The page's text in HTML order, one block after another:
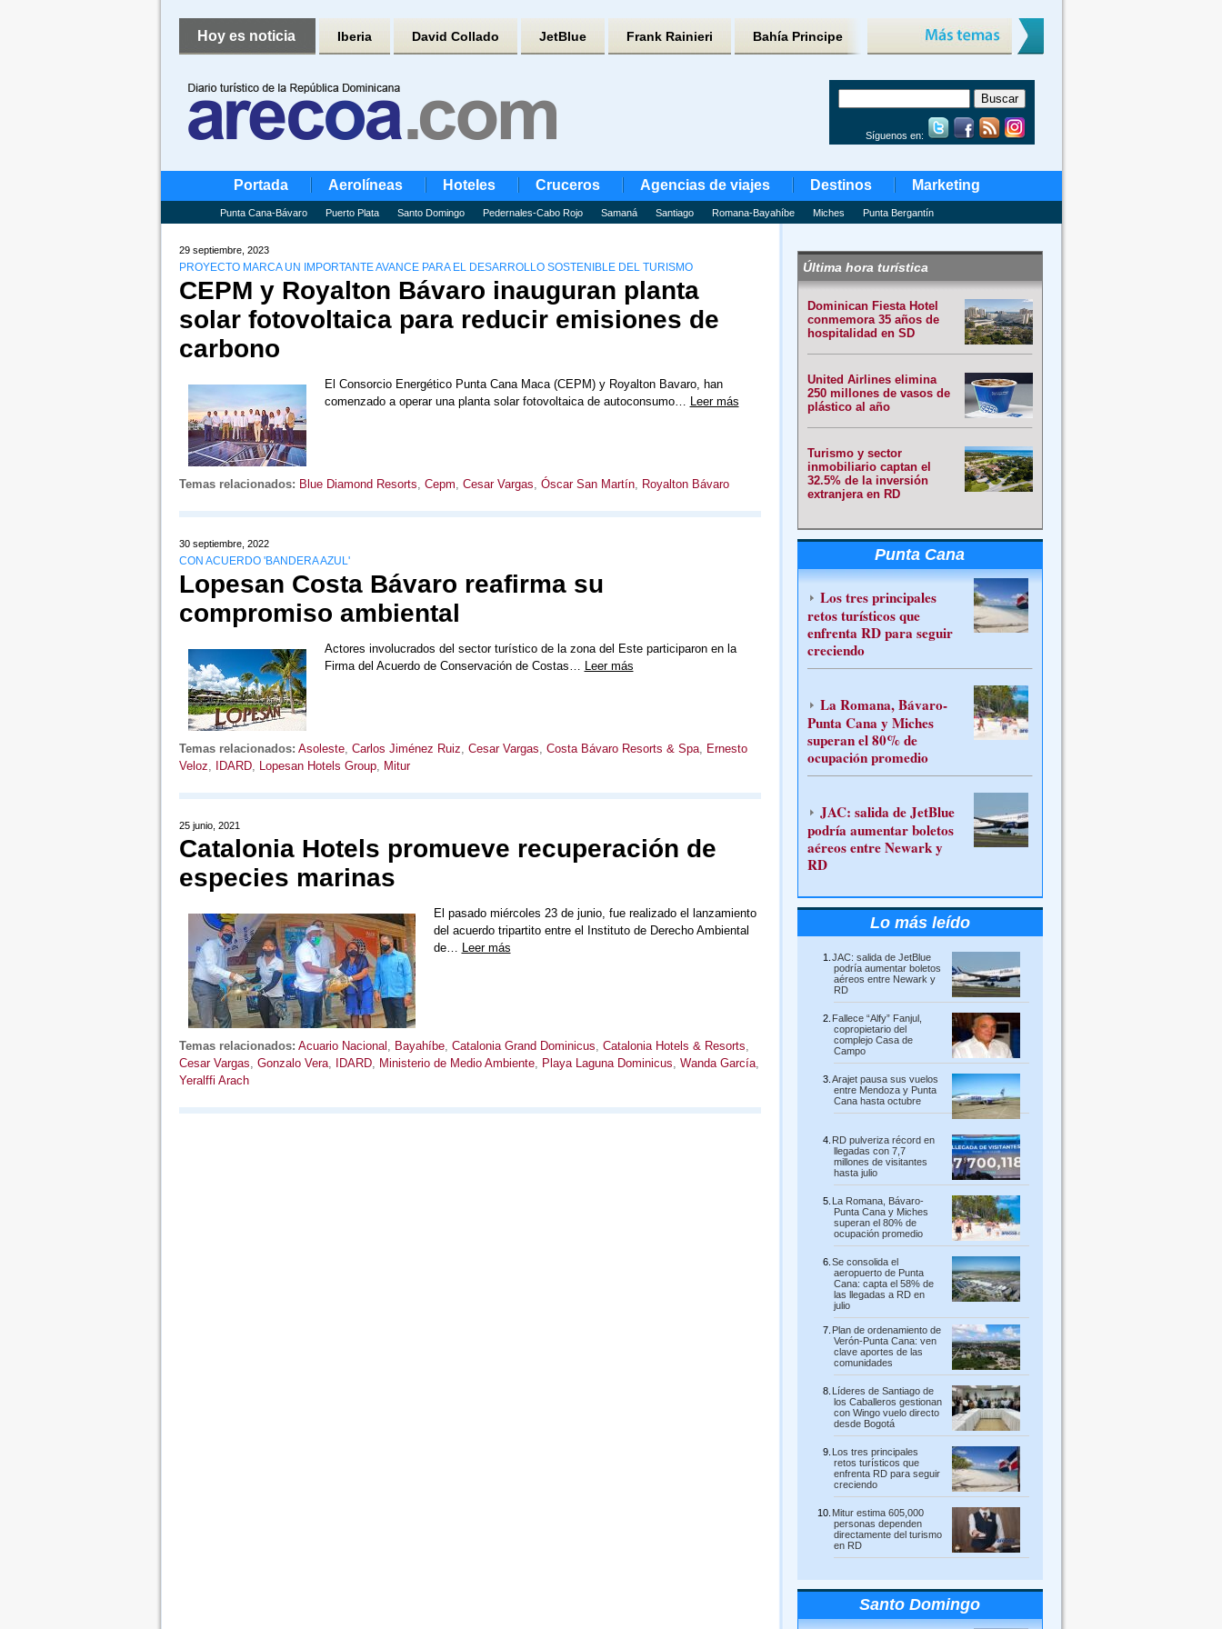
Hoy es noticia Iberia David Collado JetBlue Frank Rainieri Bahía Principe
Síguenos en:
Portada Aerolíneas Hoteles Cruceros Agencias de viajes Destinos Marketing
Punta Cana-Bávaro Puerto Plata Santo Domingo Pedernales-Cabo Rojo Samaná Santiago Romana-Bayahíbe Miches Punta Bergantín
29 septiembre, 2023
PROYECTO MARCA UN IMPORTANTE AVANCE PARA EL DESARROLLO SOSTENIBLE DEL TURISMO
CEPM y Royalton Bávaro inauguran planta
solar fotovoltaica para reducir emisiones de
carbono
El Consorcio Energético Punta Cana Maca (CEPM) y Royalton Bavaro, han
comenzado a operar una planta solar fotovoltaica de autoconsumo… Leer más
Temas relacionados: Blue Diamond Resorts, Cepm, Cesar Vargas, Óscar San Martín, Royalton Bávaro
30 septiembre, 2022
CON ACUERDO 'BANDERA AZUL'
Lopesan Costa Bávaro reafirma su
compromiso ambiental
Actores involucrados del sector turístico de la zona del Este participaron en la
Firma del Acuerdo de Conservación de Costas… Leer más
Temas relacionados: Asoleste, Carlos Jiménez Ruiz, Cesar Vargas, Costa Bávaro Resorts & Spa, Ernesto
Veloz, IDARD, Lopesan Hotels Group, Mitur
25 junio, 2021
Catalonia Hotels promueve recuperación de
especies marinas
El pasado miércoles 23 de junio, fue realizado el lanzamiento
del acuerdo tripartito entre el Instituto de Derecho Ambiental
de… Leer más
Temas relacionados: Acuario Nacional , Bayahíbe, Catalonia Grand Dominicus, Catalonia Hotels & Resorts,
Cesar Vargas, Gonzalo Vera, IDARD, Ministerio de Medio Ambiente, Playa Laguna Dominicus, Wanda García,
Yeralffi Arach
Última hora turística
Dominican Fiesta Hotel
conmemora 35 años de
hospitalidad en SD
United Airlines elimina
250 millones de vasos de
plástico al año
Turismo y sector
inmobiliario captan el
32.5% de la inversión
extranjera en RD
Punta Cana
Los tres principales
retos turísticos que
enfrenta RD para seguir
creciendo
La Romana, Bávaro-
Punta Cana y Miches
superan el 80% de
ocupación promedio
JAC: salida de JetBlue
podría aumentar boletos
aéreos entre Newark y
RD
Lo más leído
JAC: salida de JetBlue
podría aumentar boletos
aéreos entre Newark y
RD
Fallece “Alfy” Fanjul,
copropietario del
complejo Casa de
Campo
Arajet pausa sus vuelos
entre Mendoza y Punta
Cana hasta octubre
RD pulveriza récord en
llegadas con 7,7
millones de visitantes
hasta julio
La Romana, Bávaro-
Punta Cana y Miches
superan el 80% de
ocupación promedio
Se consolida el
aeropuerto de Punta
Cana: capta el 58% de
las llegadas a RD en
julio
Plan de ordenamiento de
Verón-Punta Cana: ven
clave aportes de las
comunidades
Líderes de Santiago de
los Caballeros gestionan
con Wingo vuelo directo
desde Bogotá
Los tres principales
retos turísticos que
enfrenta RD para seguir
creciendo
Mitur estima 605,000
personas dependen
directamente del turismo
en RD
Santo Domingo